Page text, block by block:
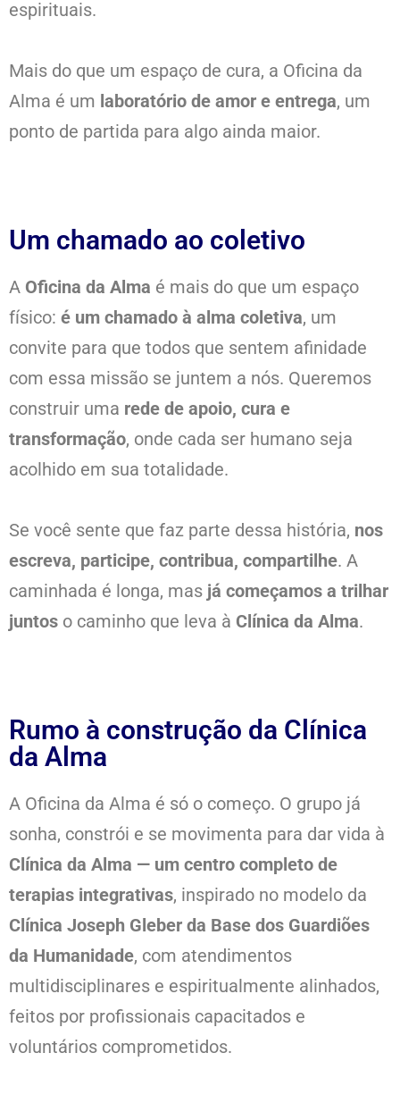
espirituais.
Mais do que um espaço de cura, a Oficina da
Alma é um laboratório de amor e entrega, um
ponto de partida para algo ainda maior.
Um chamado ao coletivo
A Oficina da Alma é mais do que um espaço
físico: é um chamado à alma coletiva, um
convite para que todos que sentem afinidade
com essa missão se juntem a nós. Queremos
construir uma rede de apoio, cura e
transformação, onde cada ser humano seja
acolhido em sua totalidade.
Se você sente que faz parte dessa história, nos
escreva, participe, contribua, compartilhe. A
caminhada é longa, mas já começamos a trilhar
juntos o caminho que leva à Clínica da Alma.
Rumo à construção da Clínica
da Alma
A Oficina da Alma é só o começo. O grupo já
sonha, constrói e se movimenta para dar vida à
Clínica da Alma — um centro completo de
terapias integrativas, inspirado no modelo da
Clínica Joseph Gleber da Base dos Guardiões
da Humanidade, com atendimentos
multidisciplinares e espiritualmente alinhados,
feitos por profissionais capacitados e
voluntários comprometidos.